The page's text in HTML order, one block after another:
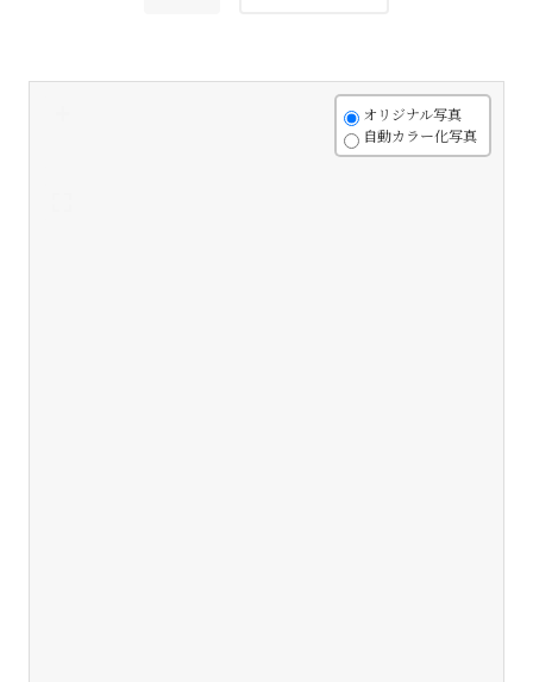
オリジナル写真
自動カラー化写真